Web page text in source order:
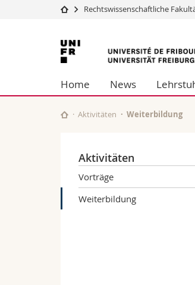
Universität
Studium
Forschung
Universität
Weiterbildung
Rechtswissenschaftliche
Universität
Freiburg
Home News
Aktivitäten Weiterbildung
Aktivitäten
Vorträge
Weiterbildung